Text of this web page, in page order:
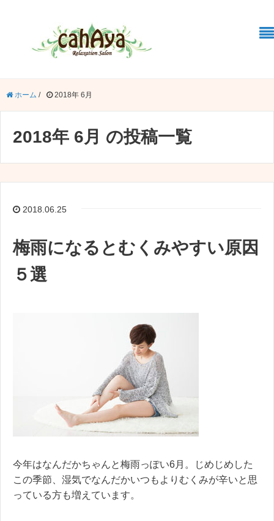
ホーム / 2018年 6月
2018年 6月 の投稿一覧
2018.06.25
梅雨になるとむくみやすい原因
５選
今年はなんだかちゃんと梅雨っぽい6月。じめじめした
この季節、湿気でなんだかいつもよりむくみが辛いと思
っている方も増えています。